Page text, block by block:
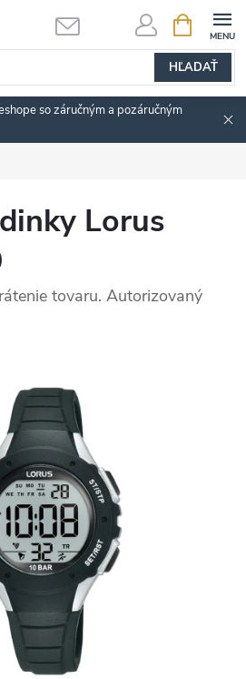
HĽADAŤ
KOŠÍK
so záručným a pozáručným
Lorus
tovaru. Autorizovaný